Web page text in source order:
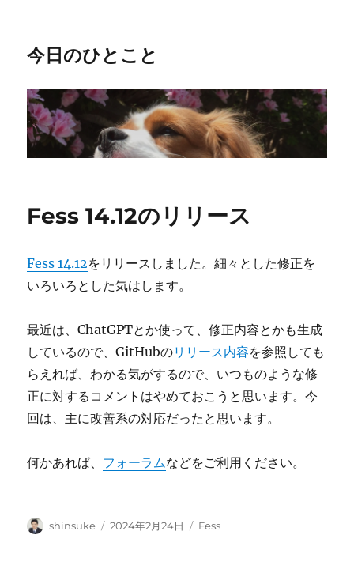
今日のひとこと
Fess 14.12のリリース
Fess 14.12をリリースしました。細々とした修正を
いろいろとした気はします。
最近は、ChatGPTとか使って、修正内容とかも生成
しているので、GitHubのリリース内容を参照しても
らえれば、わかる気がするので、いつものような修
正に対するコメントはやめておこうと思います。今
回は、主に改善系の対応だったと思います。
何かあれば、 フォーラムなどをご利用ください。
投
shinsuke
投
2024年2月24日
カ
Fess